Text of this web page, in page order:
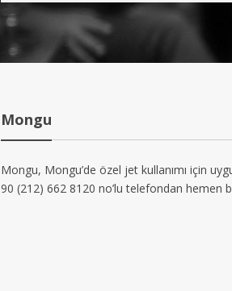
Mongu
Mongu, Mongu’de özel jet kullanımı için
90 (212) 662 8120 no’lu telefondan hemen